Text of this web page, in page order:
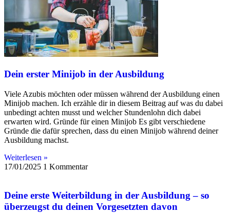
Dein erster Minijob in der Ausbildung
Viele Azubis möchten oder müssen während der Ausbildung einen
Minijob machen. Ich erzähle dir in diesem Beitrag auf was du dabei
unbedingt achten musst und welcher Stundenlohn dich dabei
erwarten wird. Gründe für einen Minijob Es gibt verschiedene
Gründe die dafür sprechen, dass du einen Minijob während deiner
Ausbildung machst.
Weiterlesen »
17/01/2025 1 Kommentar
Deine erste Weiterbildung in der Ausbildung – so
überzeugst du deinen Vorgesetzten davon